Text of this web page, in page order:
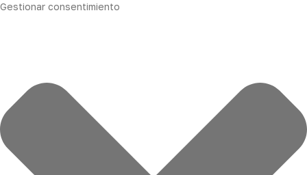
Gestionar consentimiento